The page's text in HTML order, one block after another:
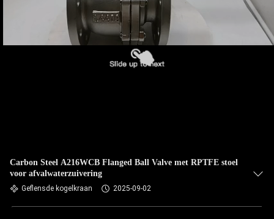
Carbon Steel A216WCB Flanged Ball Valve met RPTFE stoel
voor afvalwaterzuivering
Geflensde kogelkraan 2025-09-02